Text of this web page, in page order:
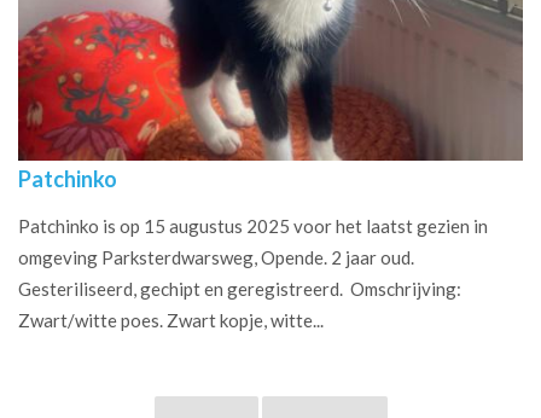
Patchinko
Patchinko is op 15 augustus 2025 voor het laatst gezien in
omgeving Parksterdwarsweg, Opende. 2 jaar oud.
Gesteriliseerd, gechipt en geregistreerd. Omschrijving:
Zwart/witte poes. Zwart kopje, witte...